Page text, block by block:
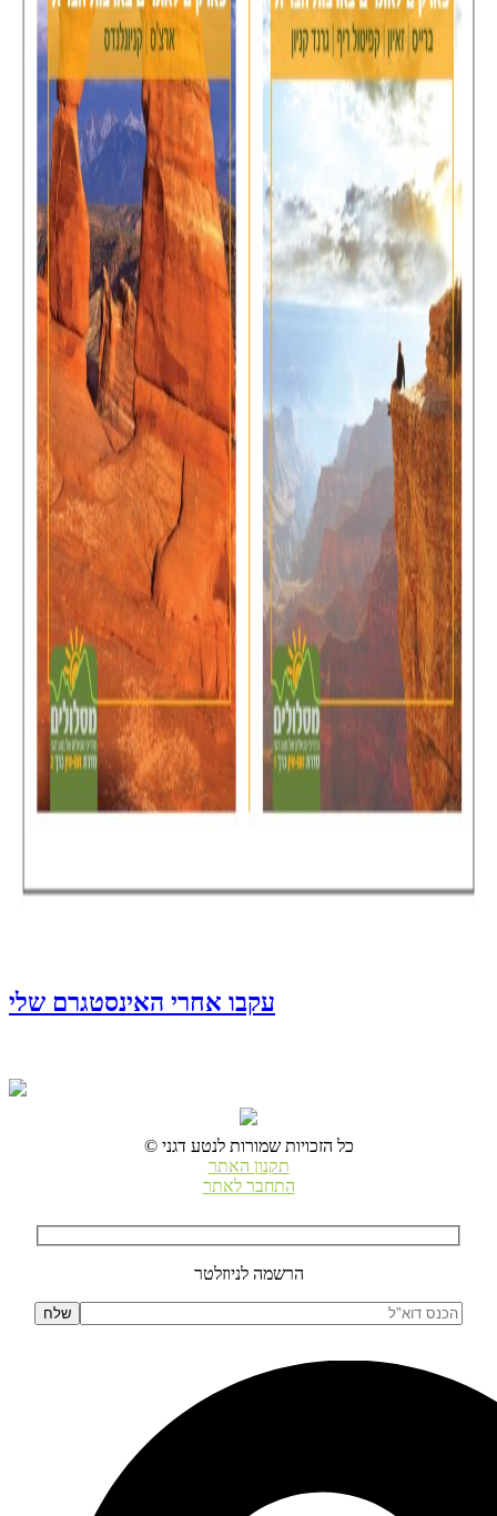
עקבו אחרי האינסטגרם שלי
© כל הזכויות שמורות לנטע דגני
תקנון האתר
התחבר לאתר
הרשמה לניוזלטר